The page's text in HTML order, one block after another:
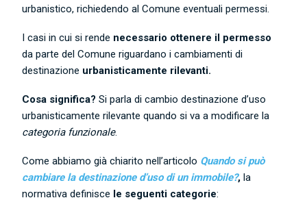
urbanistico, richiedendo al Comune eventuali permessi.
I casi in cui si rende necessario ottenere il permesso
da parte del Comune riguardano i cambiamenti di
destinazione urbanisticamente rilevanti.
Cosa significa?Si parla di cambio destinazione d’uso
urbanisticamente rilevante quando si va a modificare la
categoria funzionale.
Come abbiamo già chiarito nell’articolo Quando si può
cambiare la destinazione d’uso di un immobile?, la
normativa definisce le seguenti categorie: